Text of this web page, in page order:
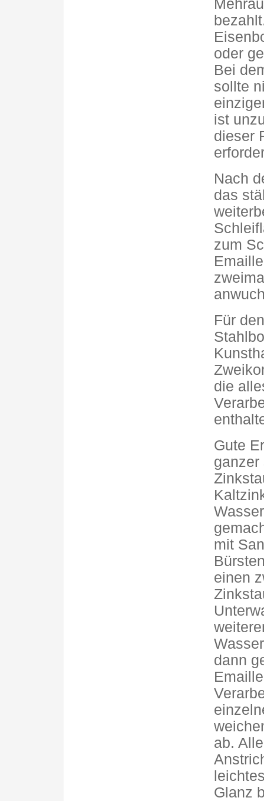
oder
Bei
sollte
ist
dieser
Nach
das
zum
Für
die
Gute
ganzer
mit
einen
dann
ab.
Glanz